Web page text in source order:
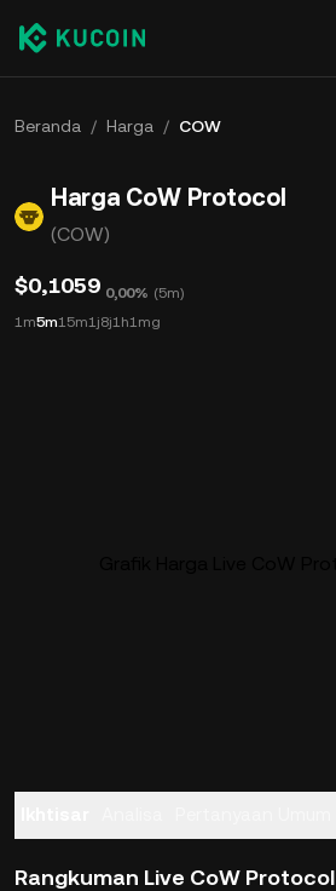
Beranda / Harga / COW
Harga CoW Protocol
(COW)
$0,1059 0,00% (5m)
1m5m15m1j8j1h1mg
Rangkuman Live CoW Protocol